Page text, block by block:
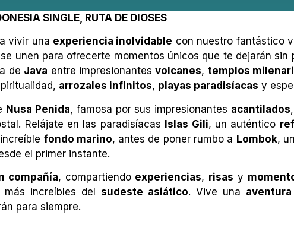
SINGLE, RUTA DE DIOSES
vivir una experiencia inolvidable con nuestro fantástico
se unen para ofrecerte momentos únicos que te dejarán sin
de Java entre impresionantesvolcanes, templos
arrozales infinitos, playas paradisíacas y
Nusa Penida, famosa por sus impresionantes acantilados,
Relájate en las paradisíacas Islas Gili, un auténtico
fondo marino, antes de poner rumbo a Lombok,
el primer instante.
compañía, compartiendo experiencias, risas y
más increíbles delsudeste asiático. Vive una
para siempre.